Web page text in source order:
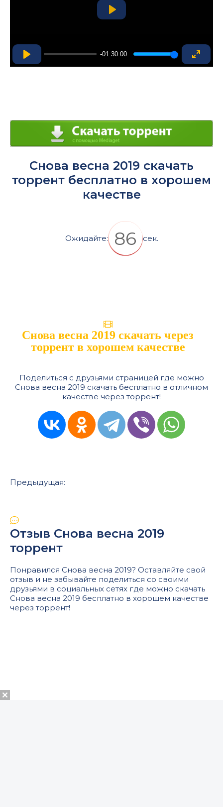
Play
-01:30:00
Enter
Снова весна 2019 скачать
торрент бесплатно в хорошем
качестве
Ожидайте: 86 сек.
Снова весна 2019 скачать через
торрент в хорошем качестве
Поделиться с друзьями страницей где можно
Снова весна 2019 скачать бесплатно в отличном
качестве через торрент!
Предыдущая:
Отзыв Снова весна 2019
торрент
Понравился Снова весна 2019? Оставляйте свой
отзыв и не забывайте поделиться со своими
друзьями в социальных сетях где можно скачать
Снова весна 2019 бесплатно в хорошем качестве
через торрент!